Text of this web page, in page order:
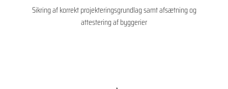
Sikring af korrekt projekteringsgrundlag samt afsætning og
attestering af byggerier